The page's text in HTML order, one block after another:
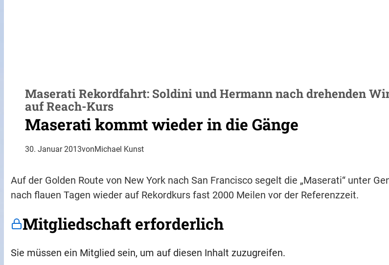
Maserati Rekordfahrt: Soldini und Hermann nach drehenden
auf Reach-Kurs
Maserati kommt wieder in die Gänge
30. Januar 2013vonMichael Kunst
Auf der Golden Route von New York nach San Francisco segelt die „Maserati“ unter
nach flauen Tagen wieder auf Rekordkurs fast 2000 Meilen vor der Referenzzeit.
Mitgliedschaft erforderlich
Sie müssen ein Mitglied sein, um auf diesen Inhalt zuzugreifen.